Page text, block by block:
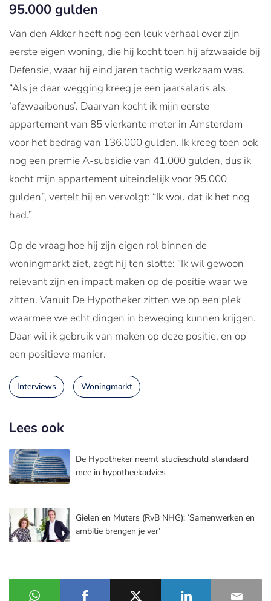
95.000 gulden
Van den Akker heeft nog een leuk verhaal over zijn
eerste eigen woning, die hij kocht toen hij afzwaaide bij
Defensie, waar hij eind jaren tachtig werkzaam was.
“Als je daar wegging kreeg je een jaarsalaris als
‘afzwaaibonus’. Daarvan kocht ik mijn eerste
appartement van 85 vierkante meter in Amsterdam
voor het bedrag van 136.000 gulden. Ik kreeg toen ook
nog een premie A-subsidie van 41.000 gulden, dus ik
kocht mijn appartement uiteindelijk voor 95.000
gulden”, vertelt hij en vervolgt: “Ik wou dat ik het nog
had.”
Op de vraag hoe hij zijn eigen rol binnen de
woningmarkt ziet, zegt hij ten slotte: “Ik wil gewoon
relevant zijn en impact maken op de positie waar we
zitten. Vanuit De Hypotheker zitten we op een plek
waarmee we echt dingen in beweging kunnen krijgen.
Daar wil ik gebruik van maken op deze positie, en op
een positieve manier.
Interviews Woningmarkt
Lees ook
De Hypotheker neemt studieschuld standaard
mee in hypotheekadvies
Gielen en Muters (RvB NHG): ‘Samenwerken en
ambitie brengen je ver’